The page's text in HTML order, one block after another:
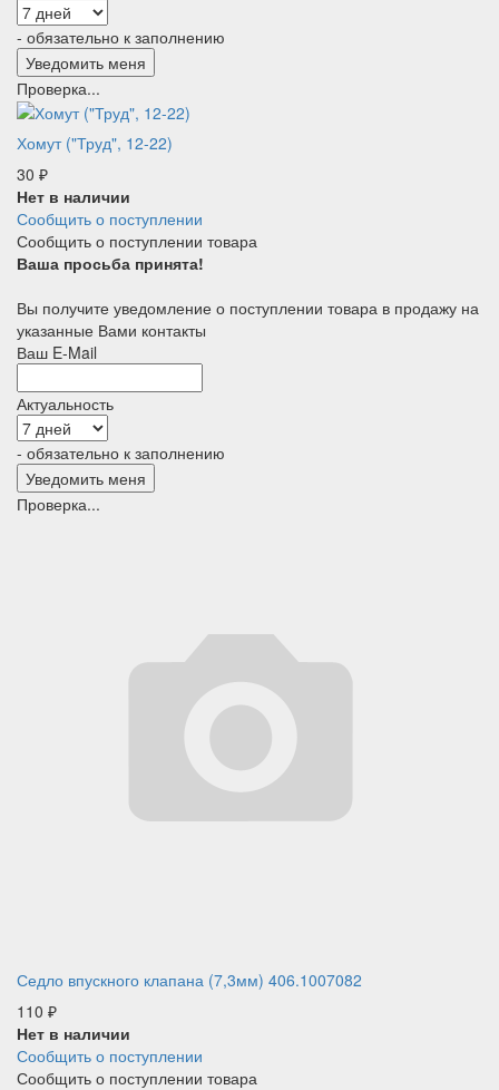
- обязательно к заполнению
Проверка...
Хомут ("Труд", 12-22)
30 ₽
Нет в наличии
Сообщить о поступлении
Сообщить о поступлении товара
Ваша просьба принята!
Вы получите уведомление о поступлении товара в продажу на
указанные Вами контакты
Ваш E-Mail
Актуальность
- обязательно к заполнению
Проверка...
Седло впускного клапана (7,3мм) 406.1007082
110 ₽
Нет в наличии
Сообщить о поступлении
Сообщить о поступлении товара